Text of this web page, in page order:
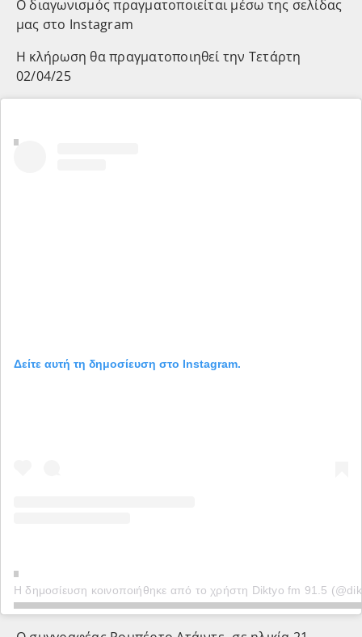
Ο διαγωνισμός πραγματοποιείται μέσω της σελίδας
μας στο Instagram
Η κλήρωση θα πραγματοποιηθεί την Τετάρτη
02/04/25
Δείτε αυτή τη δημοσίευση στο Instagram.
Η δημοσίευση κοινοποιήθηκε από το χρήστη Diktyo fm 91.5